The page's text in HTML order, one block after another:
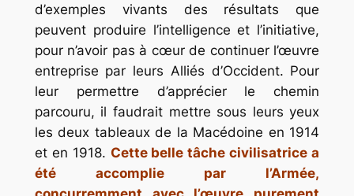
d’exemples vivants des résultats que
peuvent produire l’intelligence et l’initiative,
pour n’avoir pas à cœur de continuer l’œuvre
entreprise par leurs Alliés d’Occident. Pour
leur permettre d’apprécier le chemin
parcouru, il faudrait mettre sous leurs yeux
les deux tableaux de la Macédoine en 1914
et en 1918. Cette belle tâche civilisatrice a
été accomplie par l’Armée,